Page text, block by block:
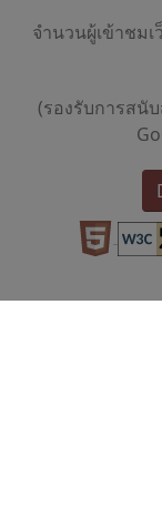
จำนวนผู้เข้าชมเ
(รองรับการสนั